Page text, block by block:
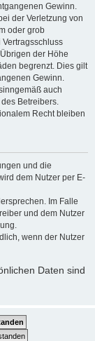
Gewinn.
der Verletzung von
oder grob
der Höhe
begrenzt. Dies gilt
Gewinn.
auch
Betreibers.
Recht bleiben
und die
dem Nutzer per E-
Im Falle
und dem Nutzer
wenn der Nutzer
Daten sind